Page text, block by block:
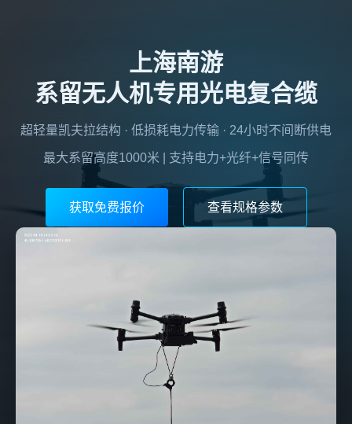
上海南游
系留无人机专用光电复合缆
超轻量凯夫拉结构 · 低损耗电力传输 · 24小时不间断供电
最大系留高度1000米 | 支持电力+光纤+信号同传
获取免费报价 查看规格参数